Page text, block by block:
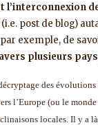
l’interconnexion
post de blog)
exemple, de
plusieurs
des
l’Europe (ou le
locales. Il y a